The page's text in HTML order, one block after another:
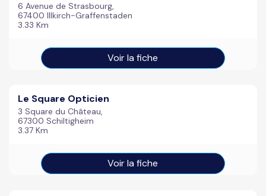
6 Avenue de Strasbourg,
67400 Illkirch-Graffenstaden
3.33 Km
Voir la fiche
Le Square Opticien
3 Square du Château,
67300 Schiltigheim
3.37 Km
Voir la fiche